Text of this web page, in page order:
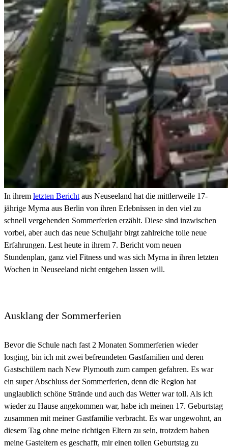
In ihrem letzten Bericht aus Neuseeland hat die mittlerweile 17-
jährige Myrna aus Berlin von ihren Erlebnissen in den viel zu
schnell vergehenden Sommerferien erzählt. Diese sind inzwischen
vorbei, aber auch das neue Schuljahr birgt zahlreiche tolle neue
Erfahrungen. Lest heute in ihrem 7. Bericht vom neuen
Stundenplan, ganz viel Fitness und was sich Myrna in ihren letzten
Wochen in Neuseeland nicht entgehen lassen will.
Ausklang der Sommerferien
Bevor die Schule nach fast 2 Monaten Sommerferien wieder
losging, bin ich mit zwei befreundeten Gastfamilien und deren
Gastschülern nach New Plymouth zum campen gefahren. Es war
ein super Abschluss der Sommerferien, denn die Region hat
unglaublich schöne Strände und auch das Wetter war toll. Als ich
wieder zu Hause angekommen war, habe ich meinen 17. Geburtstag
zusammen mit meiner Gastfamilie verbracht. Es war ungewohnt, an
diesem Tag ohne meine richtigen Eltern zu sein, trotzdem haben
meine Gasteltern es geschafft, mir einen tollen Geburtstag zu